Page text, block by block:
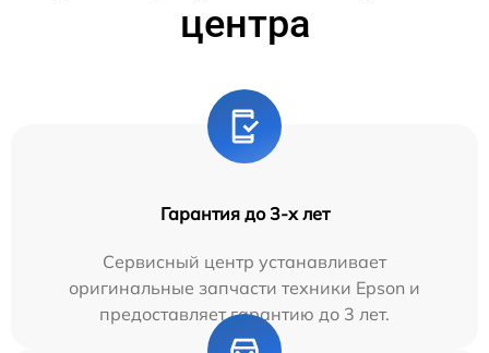
центра
Гарантия до 3-х лет
Сервисный центр устанавливает
оригинальные запчасти техники Epson и
предоставляет гарантию до 3 лет.